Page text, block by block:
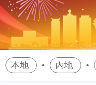
本地 • 內地 •